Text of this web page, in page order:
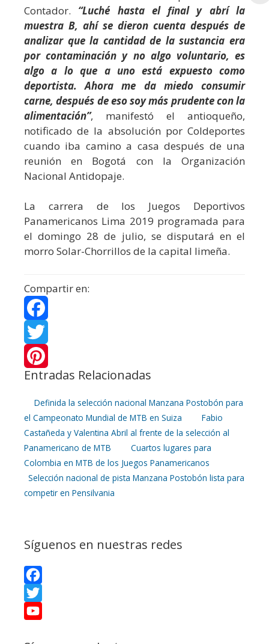
Contador. “Luché hasta el final y abrí la
muestra B, ahí se dieron cuenta después de
analizar que la cantidad de la sustancia era
por contaminación y no algo voluntario, es
algo a lo que a uno está expuesto como
deportista. Ahora me da miedo consumir
carne, después de eso soy más prudente con la
alimentación”, manifestó el antioqueño,
notificado de la absolución por Coldeportes
cuando iba camino a casa después de una
reunión en Bogotá con la Organización
Nacional Antidopaje.
La carrera de los Juegos Deportivos
Panamericanos Lima 2019 programada para
el domingo 28 de julio, se disputará en el
morro Solar-Chorrillos de la capital limeña.
Compartir en:
F
a
c
b
o
o
k
T
w
t
t
e
r
P
n
t
e
r
s
t
Entradas Relacionadas
Definida la selección nacional Manzana Postobón para
el Campeonato Mundial de MTB en Suiza
Fabio
Castañeda y Valentina Abril al frente de la selección al
Panamericano de MTB
Cuartos lugares para
Colombia en MTB de los Juegos Panamericanos
Selección nacional de pista Manzana Postobón lista para
competir en Pensilvania
Síguenos en nuestras redes
F
a
T